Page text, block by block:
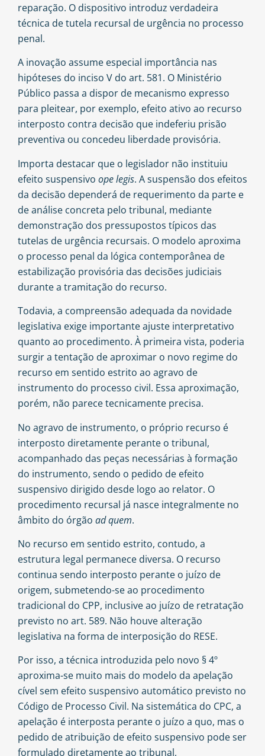
reparação. O dispositivo introduz verdadeira
técnica de tutela recursal de urgência no processo
penal.
A inovação assume especial importância nas
hipóteses do inciso V do art. 581. O Ministério
Público passa a dispor de mecanismo expresso
para pleitear, por exemplo, efeito ativo ao recurso
interposto contra decisão que indeferiu prisão
preventiva ou concedeu liberdade provisória.
Importa destacar que o legislador não instituiu
efeito suspensivo ope legis. A suspensão dos efeitos
da decisão dependerá de requerimento da parte e
de análise concreta pelo tribunal, mediante
demonstração dos pressupostos típicos das
tutelas de urgência recursais. O modelo aproxima
o processo penal da lógica contemporânea de
estabilização provisória das decisões judiciais
durante a tramitação do recurso.
Todavia, a compreensão adequada da novidade
legislativa exige importante ajuste interpretativo
quanto ao procedimento. À primeira vista, poderia
surgir a tentação de aproximar o novo regime do
recurso em sentido estrito ao agravo de
instrumento do processo civil. Essa aproximação,
porém, não parece tecnicamente precisa.
No agravo de instrumento, o próprio recurso é
interposto diretamente perante o tribunal,
acompanhado das peças necessárias à formação
do instrumento, sendo o pedido de efeito
suspensivo dirigido desde logo ao relator. O
procedimento recursal já nasce integralmente no
âmbito do órgão ad quem.
No recurso em sentido estrito, contudo, a
estrutura legal permanece diversa. O recurso
continua sendo interposto perante o juízo de
origem, submetendo-se ao procedimento
tradicional do CPP, inclusive ao juízo de retratação
previsto no art. 589. Não houve alteração
legislativa na forma de interposição do RESE.
Por isso, a técnica introduzida pelo novo § 4º
aproxima-se muito mais do modelo da apelação
cível sem efeito suspensivo automático previsto no
Código de Processo Civil. Na sistemática do CPC, a
apelação é interposta perante o juízo a quo, mas o
pedido de atribuição de efeito suspensivo pode ser
formulado diretamente ao tribunal,